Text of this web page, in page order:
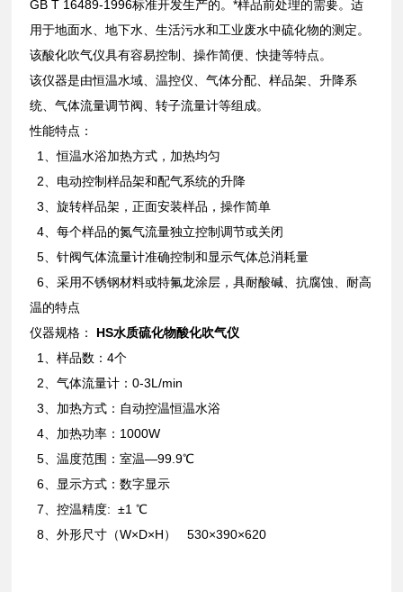
GB T 16489-1996标准开发生产的。*样品前处理的需要。适
用于地面水、地下水、生活污水和工业废水中硫化物的测定。
该酸化吹气仪具有容易控制、操作简便、快捷等特点。
该仪器是由恒温水域、温控仪、气体分配、样品架、升降系
统、气体流量调节阀、转子流量计等组成。
性能特点：
1、恒温水浴加热方式，加热均匀
2、电动控制样品架和配气系统的升降
3、旋转样品架，正面安装样品，操作简单
4、每个样品的氮气流量独立控制调节或关闭
5、针阀气体流量计准确控制和显示气体总消耗量
6、采用不锈钢材料或特氟龙涂层，具耐酸碱、抗腐蚀、耐高
温的特点
仪器规格： HS水质硫化物酸化吹气仪
1、样品数：4个
2、气体流量计：0-3L/min
3、加热方式：自动控温恒温水浴
4、加热功率：1000W
5、温度范围：室温—99.9℃
6、显示方式：数字显示
7、控温精度: ±1 ℃
8、外形尺寸（W×D×H） 530×390×620